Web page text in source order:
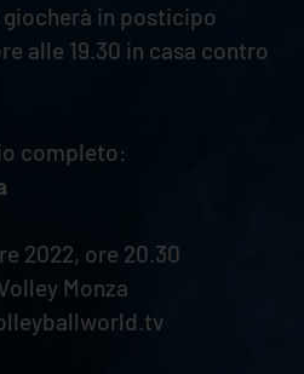
in posticipo
alle 19.30 in casa contro
completo:
2022, ore 20.30
Monza